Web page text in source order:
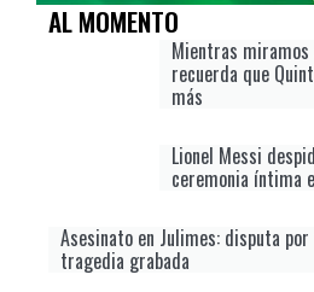
AL MOMENTO
Mientras
recuerda que
más
Lionel Messi
ceremonia íntima
Asesinato en Julimes: disputa
tragedia grabada